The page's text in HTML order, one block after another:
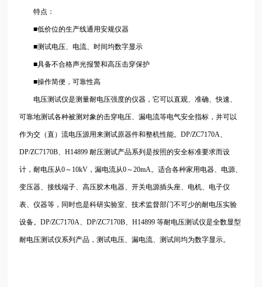
特点：
■低价位的生产线通用安规仪器
■测试电压、电流、时间均数字显示
■具备不合格声光报警和高压击穿保护
■操作简便，可靠性高
电压测试仪是测量耐电压强度的仪器，它可以直观、准确、快速、
可靠地测试各种被测对象的击穿电压、漏电流等电气安全指标，并可以
作为交（直）流电压源用来测试原器件和整机性能。DP/ZC7170A、
DP/ZC7170B、H14899耐压测试产品系列是按照的安全标准要求而设
计，耐电压从0～10kV，漏电流从0～20mA。适合各种家用电器、电源、
变压器、接线端子、高压胶木电器、开关电源插头座、电机、电子仪
表、仪器等，同时也是科研实验室、技术监督部门不可少的耐电压实验
设备。DP/ZC7170A、DP/ZC7170B、H14899等耐电压测试仪是全数显型
耐电压测试仪系列产品，测试电压、漏电流、测试间均为数字显示。